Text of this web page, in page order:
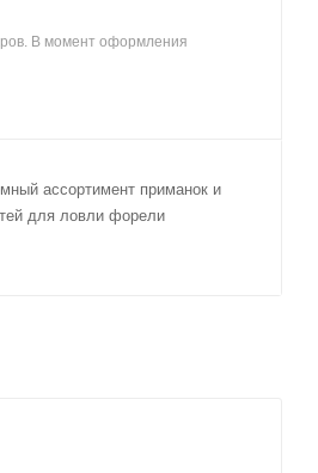
В момент оформления
ассортимент приманок и
для ловли форели